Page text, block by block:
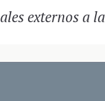
externos a